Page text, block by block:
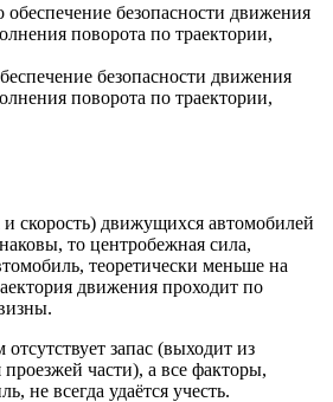
безопасности движения
поворота по траектории,
скорость) движущихся автомобилей
то центробежная сила,
теоретически меньше на
движения проходит по
запас (выходит из
части), а все факторы,
не всегда удаётся учесть.